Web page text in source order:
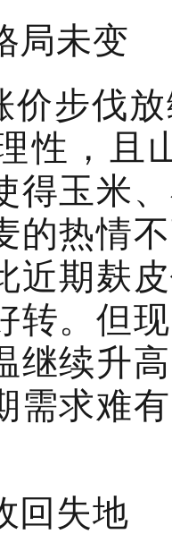
局未变
价步伐
性，且
得玉米
的热情
近期麸
转。但
继续升
需求难
回失地